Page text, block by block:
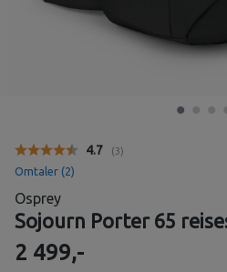
Gjennomsnittskarakter:
4.7 (stemmer:
3)
Omtaler (2)
Osprey
Sojourn Porter 65
2 499,-